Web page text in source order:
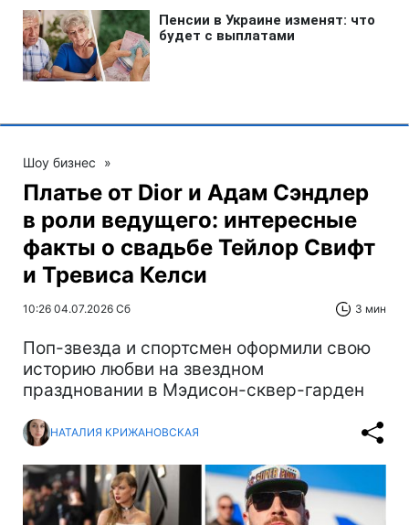
Шоу бизнес »
Платье от Dior и Адам Сэндлер
в роли ведущего: интересные
факты о свадьбе Тейлор Свифт
и Тревиса Келси
10:26 04.07.2026 Сб 3 мин
Поп-звезда и спортсмен оформили свою
историю любви на звездном
праздновании в Мэдисон-сквер-гарден
НАТАЛИЯ КРИЖАНОВСКАЯ